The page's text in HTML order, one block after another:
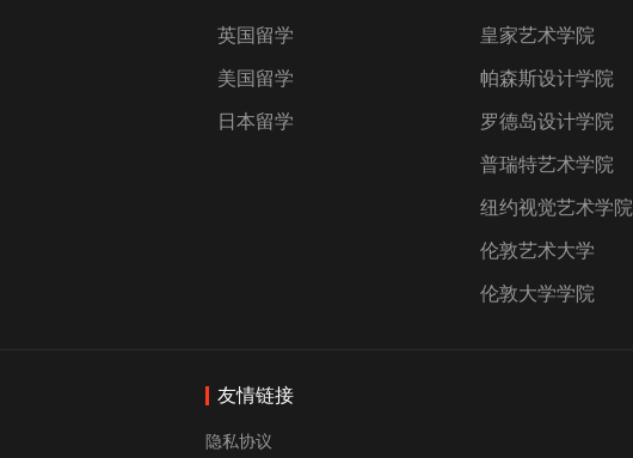
英国留学
美国留学
日本留学
皇家艺术学院
帕森斯设计学院
罗德岛设计学院
普瑞特艺术学院
纽约视觉艺术学院
伦敦艺术大学
伦敦大学学院
友情链接
隐私协议